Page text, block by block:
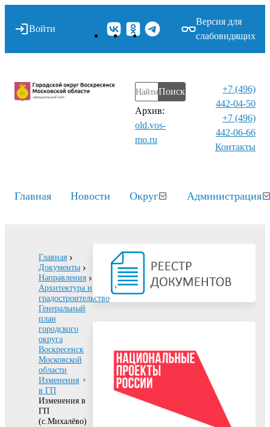
Войти
Версия для
слабовидящих
Поиск
Архив:
old.vos-
mo.ru
+7 (496)
442-04-50
+7 (496)
442-06-66
Контакты⁠
Главная Новости Округ Администрация
Главная
Документы
Направления
Архитектура и
градостроительство
Генеральный
план
городского
округа
Воскресенск
Московской
области
Изменения
в ГП
Изменения в
ГП
(с.Михалёво)